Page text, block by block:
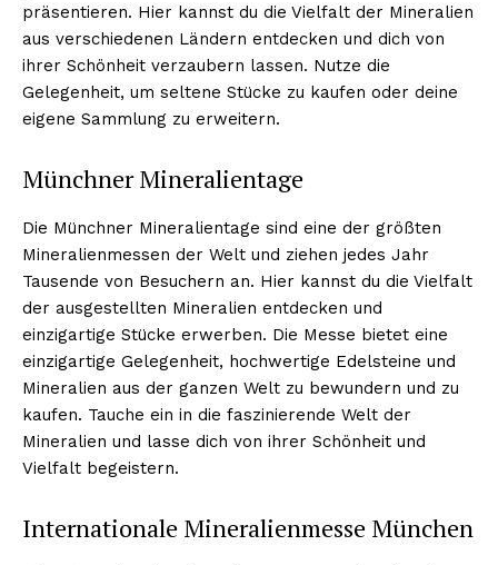
präsentieren. Hier kannst du die Vielfalt der Mineralien
aus verschiedenen Ländern entdecken und dich von
ihrer Schönheit verzaubern lassen. Nutze die
Gelegenheit, um seltene Stücke zu kaufen oder deine
eigene Sammlung zu erweitern.
Münchner Mineralientage
Die Münchner Mineralientage sind eine der größten
Mineralienmessen der Welt und ziehen jedes Jahr
Tausende von Besuchern an. Hier kannst du die Vielfalt
der ausgestellten Mineralien entdecken und
einzigartige Stücke erwerben. Die Messe bietet eine
einzigartige Gelegenheit, hochwertige Edelsteine und
Mineralien aus der ganzen Welt zu bewundern und zu
kaufen. Tauche ein in die faszinierende Welt der
Mineralien und lasse dich von ihrer Schönheit und
Vielfalt begeistern.
Internationale Mineralienmesse München